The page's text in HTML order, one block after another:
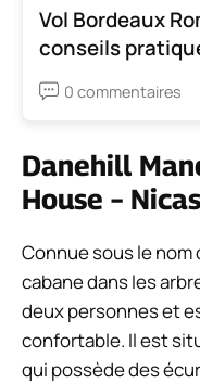
Vol Bordeaux
conseils
0 commentaires
Danehill
House –
Connue sous le
cabane dans les
deux personnes et
confortable. Il est
qui possède des